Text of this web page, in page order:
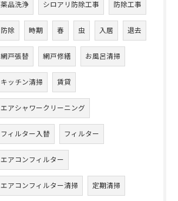
薬品洗浄 シロアリ防除工事 防除工事
防除 時期 春 虫 入居 退去
網戸張替 網戸修繕 お風呂清掃
キッチン清掃 賃貸
エアシャワークリーニング
フィルター入替 フィルター
エアコンフィルター
エアコンフィルター清掃 定期清掃